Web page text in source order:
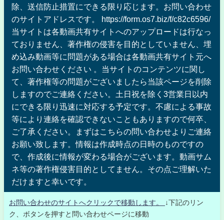
除、送信防止措置にできる限り応じます。お問い合わせ
のサイトアドレスです。 https://form.os7.biz/f/c82c6596/
当サイトは各動画共有サイトへのアップロードは行なっ
ておりません、著作権の侵害を目的としていません、埋
め込み動画等に問題がある場合は各動画共有サイト元へ
お問い合わせください 。当サイトのコンテンツに関し
て、著作権等の問題がございましたら当該ページを削除
しますのでご連絡ください。土日祝を除く3営業日以内
にできる限り迅速に対応する予定です。不慮による事故
等により連絡を確認できないこともありますので何卒、
ご了承ください。まずはこちらの問い合わせよりご連絡
お願い致します。情報は作成時点の日時のものですの
で、作成後に情報が変わる場合がございます。動画サム
ネ等の著作権侵害目的としてません。その点ご理解いた
だけますと幸いです。
お問い合わせのサイトへクリックで移動します。
↓下記のリン
ク、ボタンを押すと問い合わせページに移動